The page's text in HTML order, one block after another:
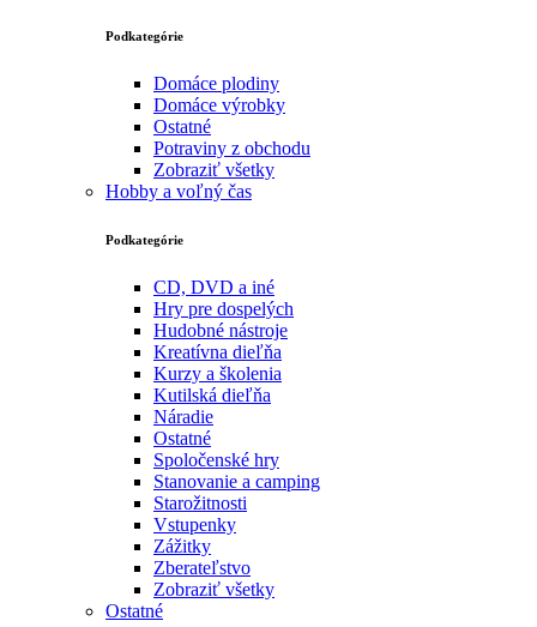
Podkategórie
Domáce plodiny
Domáce výrobky
Ostatné
Potraviny z obchodu
Zobraziť všetky
Hobby a voľný čas
Podkategórie
CD, DVD a iné
Hry pre dospelých
Hudobné nástroje
Kreatívna dieľňa
Kurzy a školenia
Kutilská dieľňa
Náradie
Ostatné
Spoločenské hry
Stanovanie a camping
Starožitnosti
Vstupenky
Zážitky
Zberateľstvo
Zobraziť všetky
Ostatné